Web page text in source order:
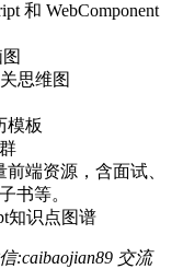
和 WebComponent
思维图
模板
端资源，含面试、
书等。
知识点图谱
:caibaojian89 交流